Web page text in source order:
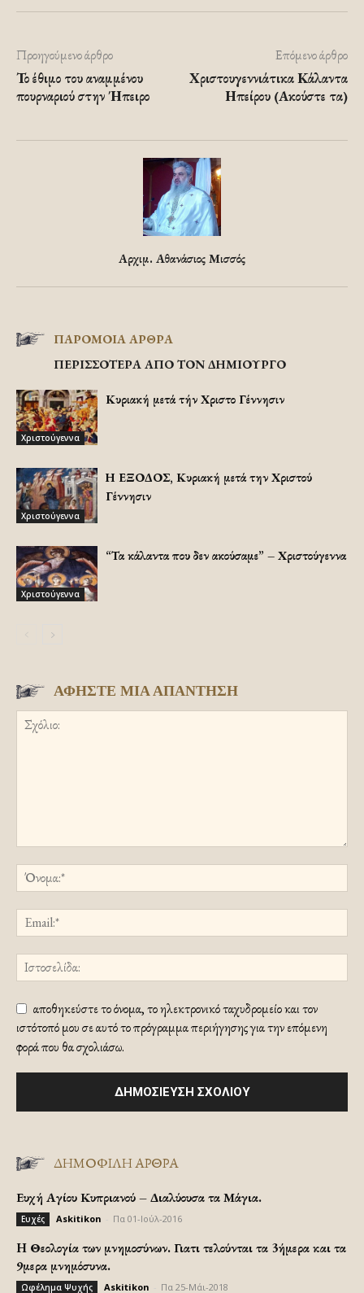
Προηγούμενο άρθρο
Το έθιμο του αναμμένου
πουρναριού στην Ήπειρο
Επόμενο άρθρο
Χριστουγεννιάτικα Κάλαντα
Ηπείρου (Ακούστε τα)
Αρχιμ. Αθανάσιος Μισσός
ΠΑΡΟΜΟΙΑ ΑΡΘΡΑ
ΠΕΡΙΣΣΟΤΕΡΑ ΑΠΟ ΤΟΝ ΔΗΜΙΟΥΡΓΟ
Χριστούγεννα
Κυριακή μετά τήν Χριστοῦ Γέννησιν
Χριστούγεννα
Η ΕΞΟΔΟΣ, Κυριακή μετά την Χριστού
Γέννησιν
Χριστούγεννα
“Τα κάλαντα που δεν ακούσαμε” – Χριστούγεννα
ΑΦΗΣΤΕ ΜΙΑ ΑΠΑΝΤΗΣΗ
αποθηκεύστε το όνομα, το ηλεκτρονικό ταχυδρομείο και τον
ιστότοπό μου σε αυτό το πρόγραμμα περιήγησης για την επόμενη
φορά που θα σχολιάσω.
ΔΗΜΟΦΙΛΗ ΑΡΘΡΑ
Ευχή Αγίου Κυπριανού – Διαλύουσα τα Μάγια.
Ευχές Askitikon Πα 01-Ιούλ-2016
H Θεολογία των μνημοσύνων. Γιατι τελούνται τα 3ήμερα και τα
9μερα μνημόσυνα.
Ωφέλημα Ψυχής Askitikon Πα 25-Μάι-2018